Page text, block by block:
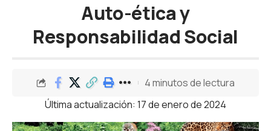
Auto-ética y
Responsabilidad Social
Última actualización: 17 de enero de 2024
4 minutos de lectura